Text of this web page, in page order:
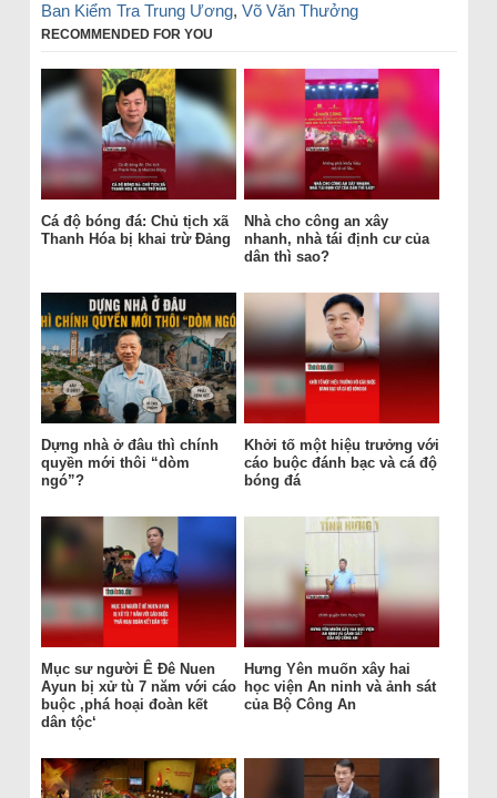
Ban Kiểm Tra Trung Ương, Võ Văn Thưởng
RECOMMENDED FOR YOU
Cá độ bóng đá: Chủ tịch xã
Thanh Hóa bị khai trừ Đảng
Nhà cho công an xây
nhanh, nhà tái định cư của
dân thì sao?
Dựng nhà ở đâu thì chính
quyền mới thôi “dòm
ngó”?
Khởi tố một hiệu trưởng với
cáo buộc đánh bạc và cá độ
bóng đá
Mục sư người Ê Đê Nuen
Ayun bị xử tù 7 năm với cáo
buộc ‚phá hoại đoàn kết
dân tộc‘
Hưng Yên muốn xây hai
học viện An ninh và ảnh sát
của Bộ Công An